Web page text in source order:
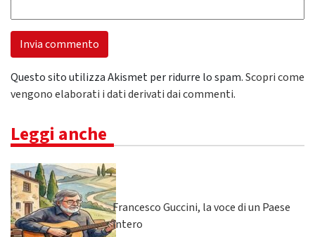
Questo sito utilizza Akismet per ridurre lo spam.Scopri come
vengono elaborati i dati derivati dai commenti.
Leggi anche
Francesco Guccini, la voce di un Paese
intero